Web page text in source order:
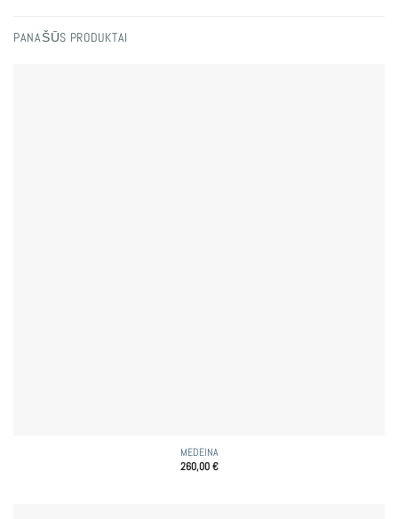
PANAŠŪS PRODUKTAI
MEDEINA
260,00€